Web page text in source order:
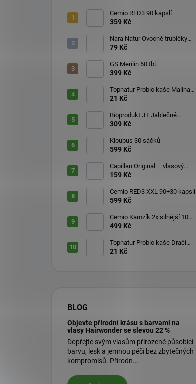
Cemio RED3 90 kapslí
359 Kč
Nara Natur Ovocné trubičky
Lavaš 140 g
79 Kč
GS Merilin 60 tbl.
399 Kč
Topnatur Probio kaše Malina
60 g
21 Kč
Bioprodukt JT Jablečné
trubičky 43 ks (540 g)
309 Kč
Kloubus 30 sáčků
599 Kč
Capillan Original – vlasový
aktivátor 200 ml
159 Kč
Cemio RED3 XXL 90+30 kapslí
599 Kč
Cemio Kamzík 2x silnější 100
kapslí + 50 kapslí
499 Kč
Topnatur Probio kaše Dračí
ovoce Pitahaya 60 g
21 Kč
BLOG
Objevte přírodní krásu s barvami na
vlasy Hairwonder se slevou 22 %
Dopřejte svým vlasům přirozeně působící
barvu, lesk a jemnou péči bez zbytečných
kompromisů. Přírodn...